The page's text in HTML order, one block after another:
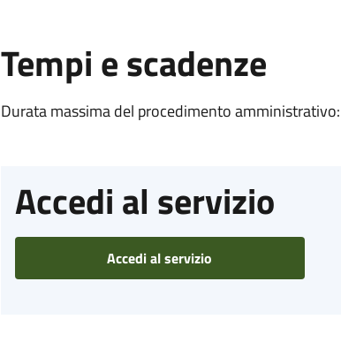
Tempi e scadenze
Durata massima del procedimento
Accedi al servizio
Accedi al servizio